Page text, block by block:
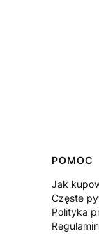
POMOC
Jak
Częste
Polityka